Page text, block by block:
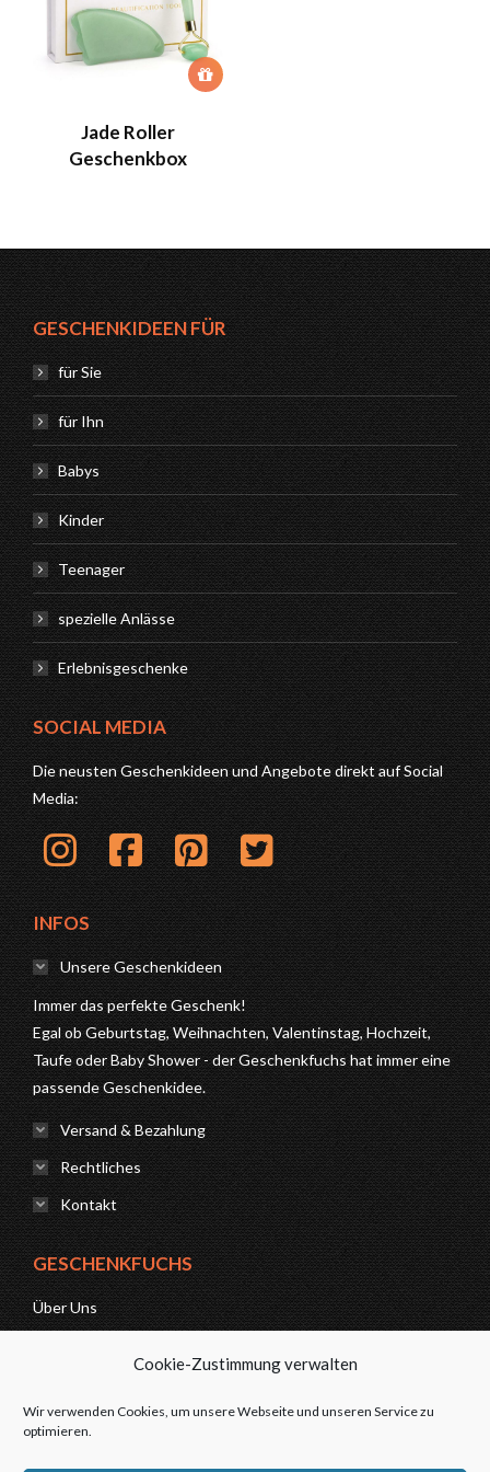
Cookie-Zustimmung verwalten
Wir verwenden Cookies, um unsere Webseite und unseren Service zu
optimieren.
Jade Roller
Geschenkbox
GESCHENKIDEEN FÜR
für Sie
für Ihn
Babys
Kinder
Teenager
spezielle Anlässe
Erlebnisgeschenke
SOCIAL MEDIA
Die neusten Geschenkideen und Angebote direkt auf Social
Media:
INFOS
Unsere Geschenkideen
Immer das perfekte Geschenk!
Egal ob Geburtstag, Weihnachten, Valentinstag, Hochzeit,
Taufe oder Baby Shower - der Geschenkfuchs hat immer eine
passende Geschenkidee.
Versand & Bezahlung
Rechtliches
Kontakt
GESCHENKFUCHS
Über Uns
FAQ